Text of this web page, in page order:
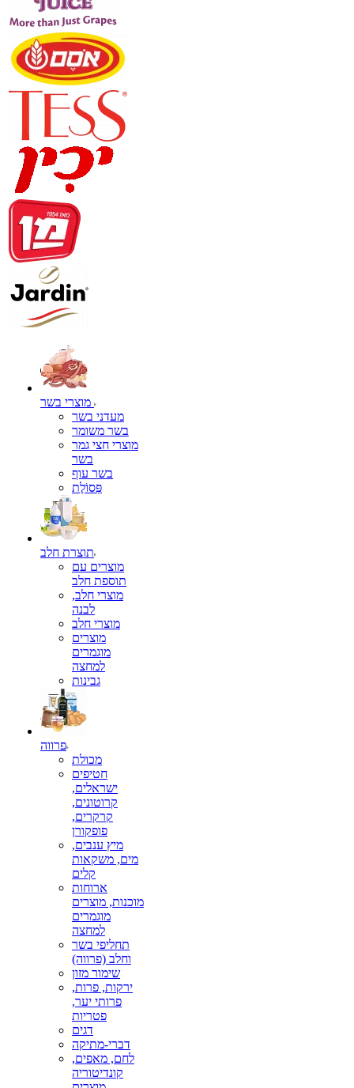
מעדני בשר
בשר משומר
מוצרי חצי גמר
בשר
בשר עוף
פְּסוֹלֶת
תוצרת חלב
מוצרים עם
תוספת חלב
מוצרי חלב,
לבנה
מוצרי חלב
מוצרים
מוגמרים
למחצה
גבינות
פרווה
מכולת
חטיפים
ישראלים,
קרוטונים,
קרקרים,
פופקורן
מיץ ענבים,
מים, משקאות
קלים
ארוחות
מוכנות, מוצרים
מוגמרים
למחצה
תחליפי בשר
וחלב (פרווה)
שימור מזון
ירקות, פרות,
פרותי יער,
פטריות
דגים
דברי-מתיקה
לחם, מאפים,
קונדיטוריה